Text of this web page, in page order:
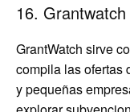
16. Grantwatch
GrantWatch sirve
compila las ofertas
y pequeñas